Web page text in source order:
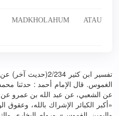
ATAU
تفسير ابن كثير 2/
الغموس. قال الإمام أحمد : حدثنا
عن الشعبي، عن عبد الله بن عمرو عن
«أكبر الكبائر الإشراك بالله،